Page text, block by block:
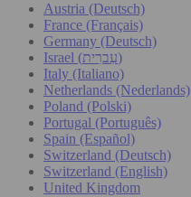
Austria (Deutsch)
France (Français)
Germany (Deutsch)
Israel (עִברִית)
Italy (Italiano)
Netherlands (Nederlands)
Poland (Polski)
Portugal (Português)
Spain (Español)
Switzerland (Deutsch)
Switzerland (English)
United Kingdom